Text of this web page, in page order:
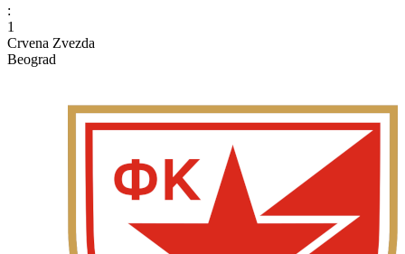
:
1
Crvena Zvezda
Beograd